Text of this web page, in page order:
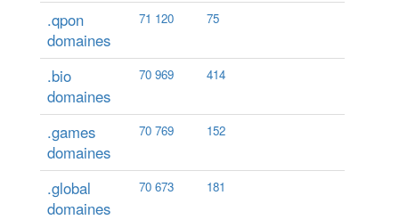
.qpon
domaines
71 120 75
.bio
domaines
70 969 414
.games
domaines
70 769 152
.global
domaines
70 673 181